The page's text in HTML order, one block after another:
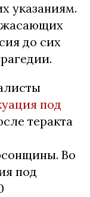
указаниям.
до сих
под
теракта
Во
под